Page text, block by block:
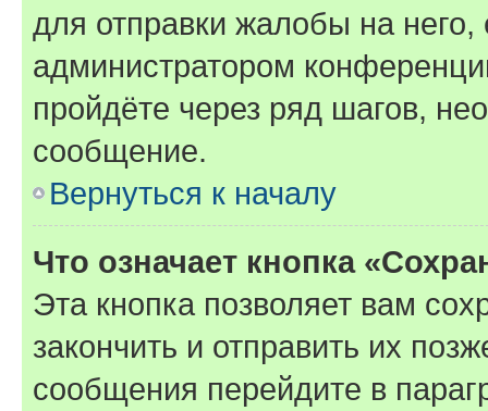
для отправки жалобы на
администратором
пройдёте через ряд шагов,
сообщение.
Вернуться к началу
Что означает кнопка
Эта кнопка позволяет вам
закончить и отправить их
сообщения перейдите в